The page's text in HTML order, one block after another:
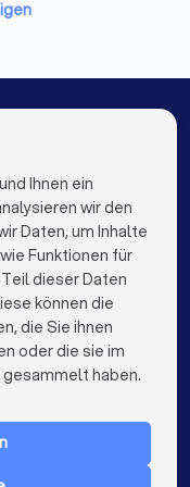
Kündigungen,
Fällen?
in Berlin
in Köln
am Main
Ihnen ein
wir den
Daten, um Inhalte
Funktionen für
dieser Daten
können die
die Sie ihnen
oder die sie im
gesammelt haben.